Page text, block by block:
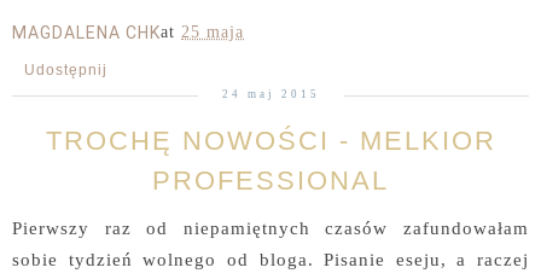
MAGDALENA CHKat 25 maja
Udostępnij
24 maj 2015
TROCHĘ NOWOŚCI - MELKIOR
PROFESSIONAL
Pierwszy raz od niepamiętnych czasów zafundowałam
sobie tydzień wolnego od bloga. Pisanie eseju, a raczej